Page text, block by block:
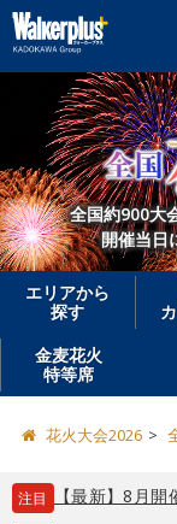
全国約900大
開催当日
エリアから
探す
金麦花火
特等席
花火大会2026
注目 【最新】8月